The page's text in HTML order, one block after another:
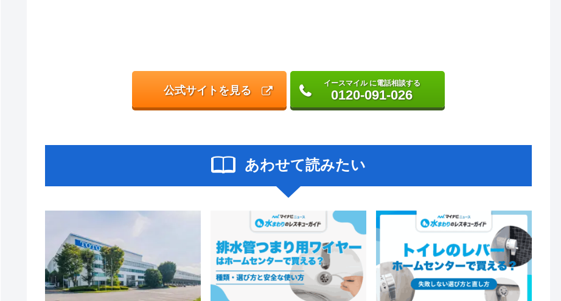
公式サイトを見る
イースマイル に電話相談する
0120-091-026
あわせて読みたい